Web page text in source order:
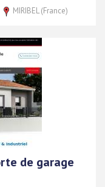
MIRIBEL (France)
de garage